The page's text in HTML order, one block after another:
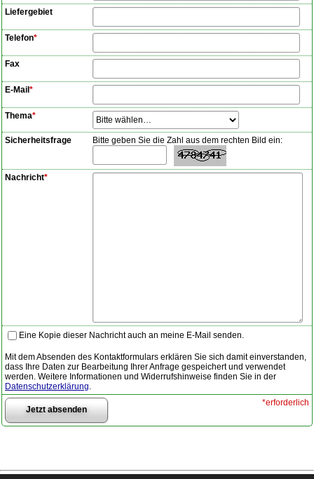
Liefergebiet
Telefon*
Fax
E-Mail *
Thema*
Sicherheitsfrage Bitte geben Sie die Zahl aus dem rechten Bild ein:
Nachricht*
Eine Kopie dieser Nachricht auch an meine E-Mail senden.
Mit dem Absenden des Kontaktformulars erklären Sie sich damit einverstanden,
dass Ihre Daten zur Bearbeitung Ihrer Anfrage gespeichert und verwendet
werden. Weitere Informationen und Widerrufshinweise finden Sie in der
Datenschutzerklärung.
*erforderlich